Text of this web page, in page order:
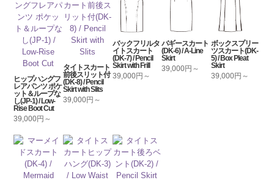
ヒップハングフ
レアパンツ ポケ
ット＆ループな
し(JP-1) / Low-
Rise Boot Cut
39,000円～
タイトスカート
前後スリット付
(DK-8) / Pencil
Skirt with Slits
39,000円～
バックフリルタ
イトスカート
(DK-7) / Pencil
Skirt with Frill
39,000円～
バギースカート
(DK-6) / A-Line
Skirt
39,000円～
ボックスプリー
ツスカート(DK-
5) / Box Pleat
Skirt
39,000円～